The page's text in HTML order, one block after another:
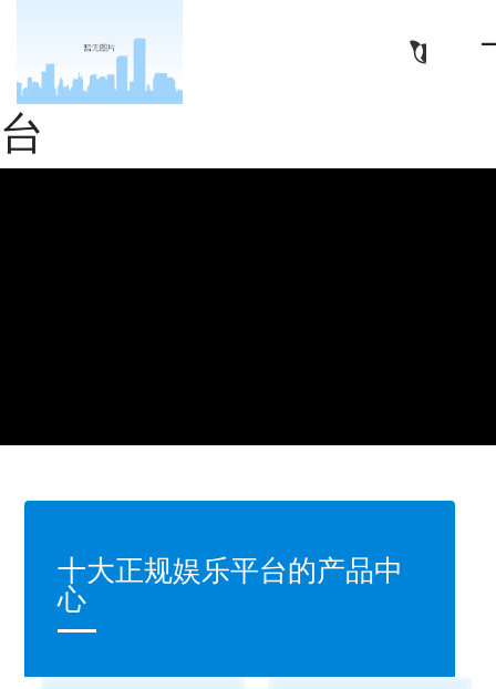
亿华高新材料（南通）有
限公司-十大正规娱乐平
台
十大正规娱乐平台的产品中
心